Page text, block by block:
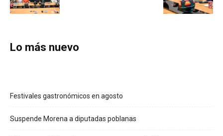
Lo más nuevo
Festivales gastronómicos en agosto
Suspende Morena a diputadas poblanas